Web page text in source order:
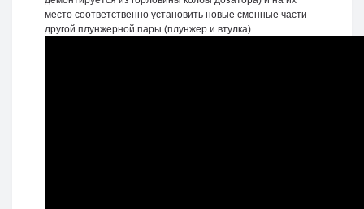
место соответственно установить новые сменные части
другой плунжерной пары (плунжер и втулка).